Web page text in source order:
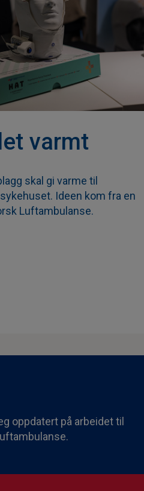
varmt
skal gi varme til
Ideen kom fra en
Luftambulanse.
oppdatert på arbeidet til